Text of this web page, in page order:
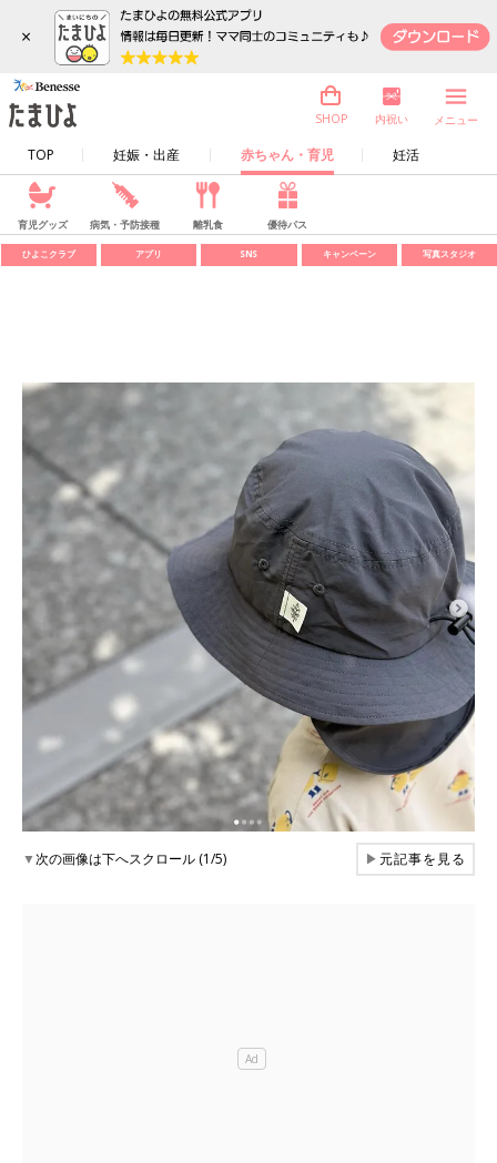
×
TOP 妊娠・出産 赤ちゃん・育児 妊活
SHOP 内祝い メニュー
育児グッズ 病気・予防接種 離乳食 優待パス
ひよこクラブ アプリ SNS キャンペーン 写真スタジオ
▼次の画像は下へスクロール (1/5) ▶元記事を見る